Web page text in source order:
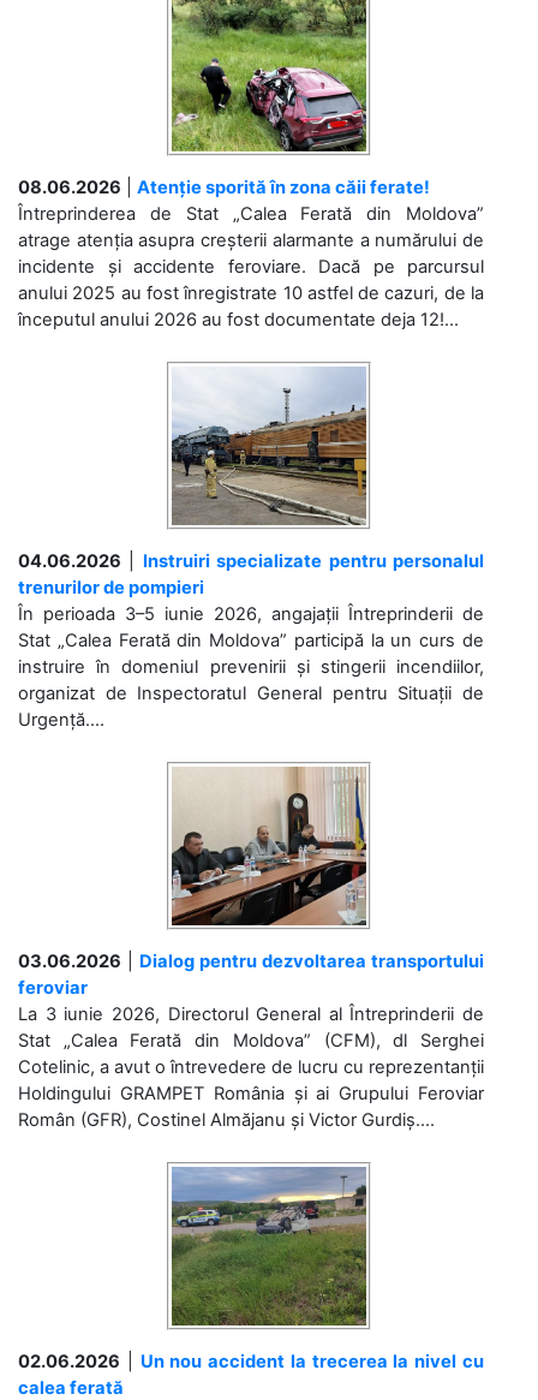
08.06.2026
Atenție sporită în zona căii ferate!
Întreprinderea de Stat „Calea Ferată din Moldova”
atrage atenția asupra creșterii alarmante a numărului de
incidente și accidente feroviare. Dacă pe parcursul
anului 2025 au fost înregistrate 10 astfel de cazuri, de la
începutul anului 2026 au fost documentate deja 12!...
04.06.2026
Instruiri specializate pentru personalul
trenurilor de pompieri
În perioada 3–5 iunie 2026, angajații Întreprinderii de
Stat „Calea Ferată din Moldova” participă la un curs de
instruire în domeniul prevenirii și stingerii incendiilor,
organizat de Inspectoratul General pentru Situații de
Urgență....
03.06.2026
Dialog pentru dezvoltarea transportului
feroviar
La 3 iunie 2026, Directorul General al Întreprinderii de
Stat „Calea Ferată din Moldova” (CFM), dl Serghei
Cotelinic, a avut o întrevedere de lucru cu reprezentanții
Holdingului GRAMPET România și ai Grupului Feroviar
Român (GFR), Costinel Almăjanu și Victor Gurdiș....
02.06.2026
Un nou accident la trecerea la nivel cu
calea ferată